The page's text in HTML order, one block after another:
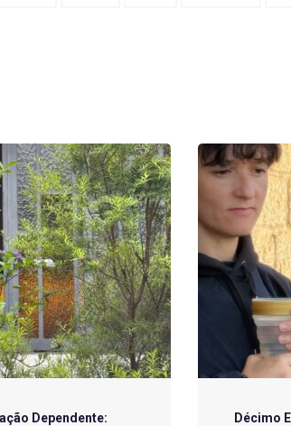
Dependente:
Décimo